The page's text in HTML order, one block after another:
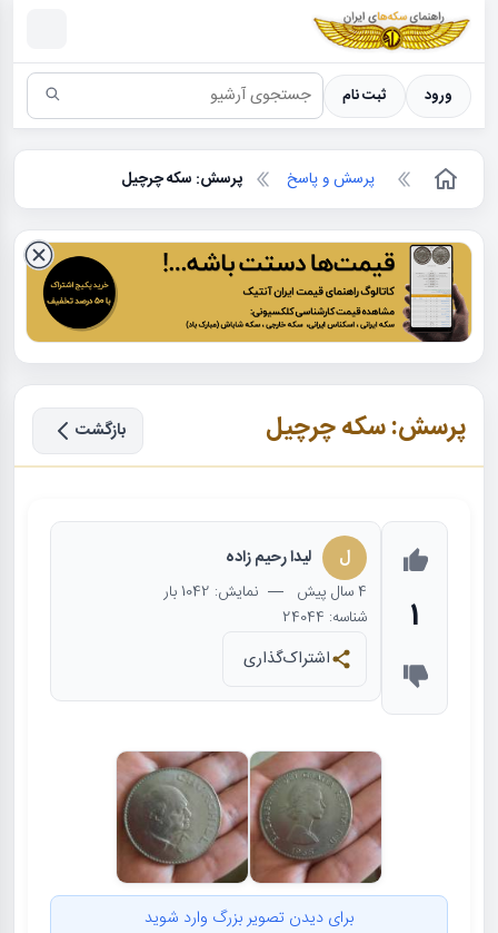
سکه ها ؛ راهنمای سکه شناسی
ورود ثبت نام
پرسش و پاسخ پرسش: سکه چرچیل
پرسش: سکه چرچیل بازگشت
1
ل لیدا رحیم زاده
4 سال پیش — نمایش: 1042 بار
شناسه: 24044
اشتراک‌گذاری
برای دیدن تصویر بزرگ وارد شوید